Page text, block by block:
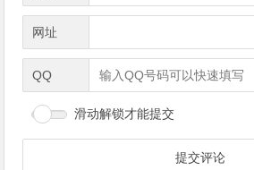
网址
QQ
滑动解锁才能提交